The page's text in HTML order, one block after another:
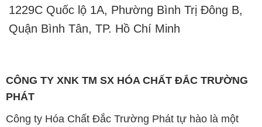
1229C Quốc lộ 1A, Phường Bình Trị Đông B,
Quận Bình Tân, TP. Hồ Chí Minh
CÔNG TY XNK TM SX HÓA CHẤT ĐẮC TRƯỜNG
PHÁT
Công ty Hóa Chất Đắc Trường Phát tự hào là một